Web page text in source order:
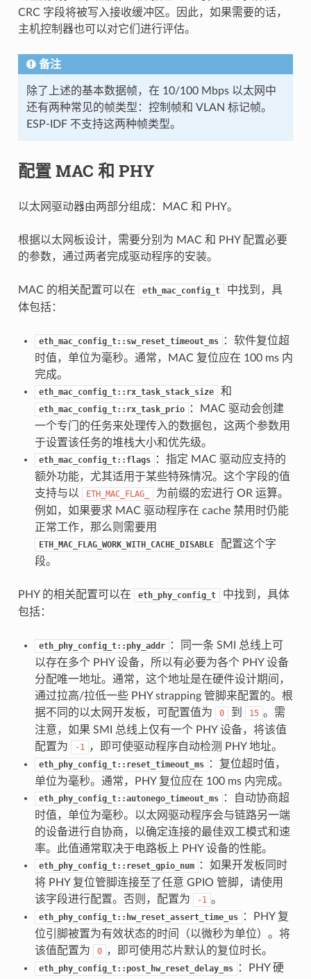
CRC 字段将被写入接收缓冲区。因此，如果需要的话，
主机控制器也可以对它们进行评估。
备注
除了上述的基本数据帧，在 10/100 Mbps 以太网中
还有两种常见的帧类型：控制帧和 VLAN 标记帧。
ESP-IDF 不支持这两种帧类型。
配置 MAC 和 PHY
以太网驱动器由两部分组成：MAC 和 PHY。
根据以太网板设计，需要分别为 MAC 和 PHY 配置必要
的参数，通过两者完成驱动程序的安装。
MAC 的相关配置可以在 eth_mac_config_t
中找到，具
体包括：
eth_mac_config_t::sw_reset_timeout_ms
：软件复位超
时值，单位为毫秒。通常，MAC 复位应在 100 ms 内
完成。
eth_mac_config_t::rx_task_stack_size 和
eth_mac_config_t::rx_task_prio
：MAC 驱动会创建
一个专门的任务来处理传入的数据包，这两个参数用
于设置该任务的堆栈大小和优先级。
eth_mac_config_t::flags
：指定 MAC 驱动应支持的
额外功能，尤其适用于某些特殊情况。这个字段的值
支持与以
ETH_MAC_FLAG_
为前缀的宏进行 OR 运算。
例如，如果要求 MAC 驱动程序在 cache 禁用时仍能
正常工作，那么则需要用
ETH_MAC_FLAG_WORK_WITH_CACHE_DISABLE
配置这个字
段。
PHY 的相关配置可以在 eth_phy_config_t
中找到，具体
包括：
eth_phy_config_t::phy_addr
：同一条 SMI 总线上可
以存在多个 PHY 设备，所以有必要为各个 PHY 设备
分配唯一地址。通常，这个地址是在硬件设计期间，
通过拉高/拉低一些 PHY strapping 管脚来配置的。根
据不同的以太网开发板，可配置值为
0 到 15 。需
注意，如果 SMI 总线上仅有一个 PHY 设备，将该值
配置为
-1 ，即可使驱动程序自动检测 PHY 地址。
eth_phy_config_t::reset_timeout_ms
：复位超时值，
单位为毫秒。通常，PHY 复位应在 100 ms 内完成。
eth_phy_config_t::autonego_timeout_ms
：自动协商超
时值，单位为毫秒。以太网驱动程序会与链路另一端
的设备进行自协商，以确定连接的最佳双工模式和速
率。此值通常取决于电路板上 PHY 设备的性能。
eth_phy_config_t::reset_gpio_num
：如果开发板同时
将 PHY 复位管脚连接至了任意 GPIO 管脚，请使用
该字段进行配置。否则，配置为
-1 。
eth_phy_config_t::hw_reset_assert_time_us
：PHY 复
位引脚被置为有效状态的时间（以微秒为单位）。将
该值配置为
0 ，即可使用芯片默认的复位时长。
eth_phy_config_t::post_hw_reset_delay_ms
：PHY 硬